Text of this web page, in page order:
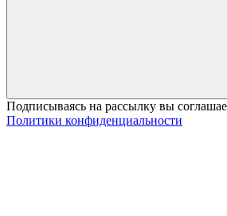
Подписываясь на рассылку вы
Политики конфиденциальности